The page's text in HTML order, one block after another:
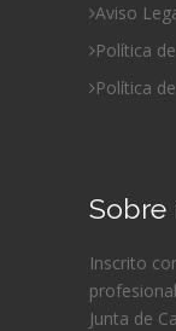
Aviso
Política
Política
Sobre
Inscrito
Junta de